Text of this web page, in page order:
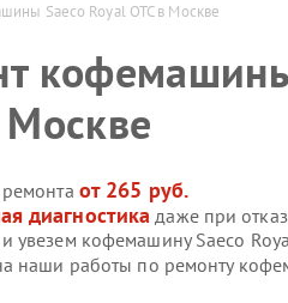
Saeco Royal OTC в Москве
Москве
ремонта от 265 руб.
диагностика даже при
увезем кофемашину Saeco
наши работы по ремонту